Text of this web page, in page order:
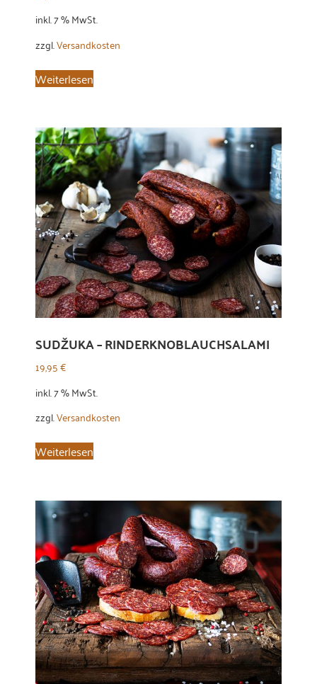
inkl. 7 % MwSt.
zzgl.Versandkosten
Weiterlesen
SUDŽUKA – RINDERKNOBLAUCHSALAMI
19,95€
inkl. 7 % MwSt.
zzgl.Versandkosten
Weiterlesen